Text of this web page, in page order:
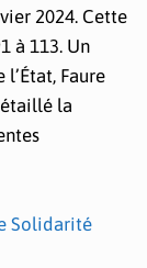
2024. Cette
à 113. Un
Faure
la
Solidarité